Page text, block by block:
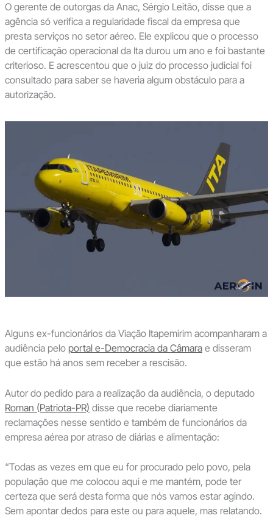
O gerente de outorgas da Anac, Sérgio Leitão, disse que a
agência só verifica a regularidade fiscal da empresa que
presta serviços no setor aéreo. Ele explicou que o processo
de certificação operacional da Ita durou um ano e foi bastante
criterioso. E acrescentou que o juiz do processo judicial foi
consultado para saber se haveria algum obstáculo para a
autorização.
Alguns ex-funcionários da Viação Itapemirim acompanharam a
audiência pelo portal e-Democracia da Câmarae disseram
que estão há anos sem receber a rescisão.
Autor do pedido para a realização da audiência, o deputado
Roman (Patriota-PR) disse que recebe diariamente
reclamações nesse sentido e também de funcionários da
empresa aérea por atraso de diárias e alimentação:
“Todas as vezes em que eu for procurado pelo povo, pela
população que me colocou aqui e me mantém, pode ter
certeza que será desta forma que nós vamos estar agindo.
Sem apontar dedos para este ou para aquele, mas relatando.